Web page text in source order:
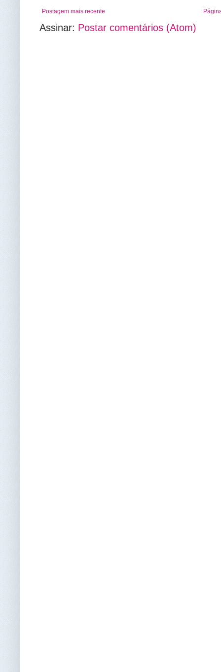
Postagem mais recente
Assinar: Postar comentários (Atom)